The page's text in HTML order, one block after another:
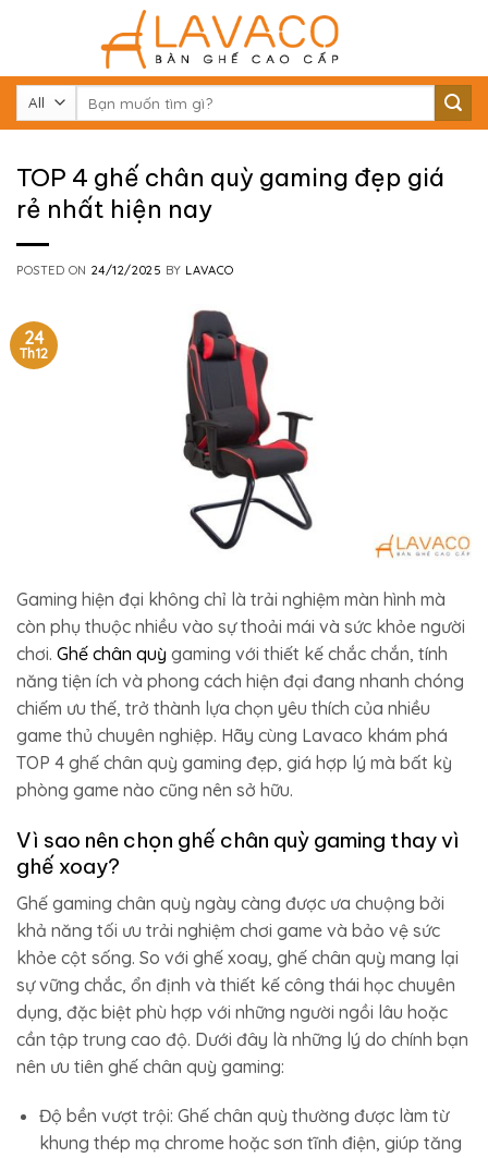
kiếm:
TOP 4 ghế chân quỳ gaming đẹp giá
rẻ nhất hiện nay
POSTED ON 24/12/2025 BY LAVACO
24
Th12
Gaming hiện đại không chỉ là trải nghiệm màn hình mà
còn phụ thuộc nhiều vào sự thoải mái và sức khỏe người
chơi. Ghế chân quỳ gaming với thiết kế chắc chắn, tính
năng tiện ích và phong cách hiện đại đang nhanh chóng
chiếm ưu thế, trở thành lựa chọn yêu thích của nhiều
game thủ chuyên nghiệp. Hãy cùng Lavaco khám phá
TOP 4 ghế chân quỳ gaming đẹp, giá hợp lý mà bất kỳ
phòng game nào cũng nên sở hữu.
Vì sao nên chọn ghế chân quỳ gaming thay vì
ghế xoay?
Ghế gaming chân quỳ ngày càng được ưa chuộng bởi
khả năng tối ưu trải nghiệm chơi game và bảo vệ sức
khỏe cột sống. So với ghế xoay, ghế chân quỳ mang lại
sự vững chắc, ổn định và thiết kế công thái học chuyên
dụng, đặc biệt phù hợp với những người ngồi lâu hoặc
cần tập trung cao độ. Dưới đây là những lý do chính bạn
nên ưu tiên ghế chân quỳ gaming:
Độ bền vượt trội: Ghế chân quỳ thường được làm từ
khung thép mạ chrome hoặc sơn tĩnh điện, giúp tăng